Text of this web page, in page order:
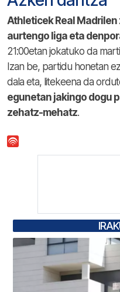
Athleticek Real
aurtengo liga eta
21:00etan jokatuko da
Izan be, partidu honetan
dala eta, litekeena da
egunetan jakingo dogu
zehatz-mehatz.